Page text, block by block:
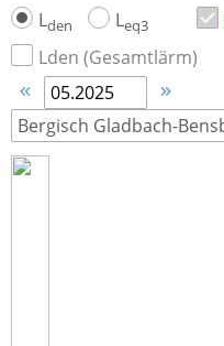
Lden Leq3
Lden (Gesamtlärm)

